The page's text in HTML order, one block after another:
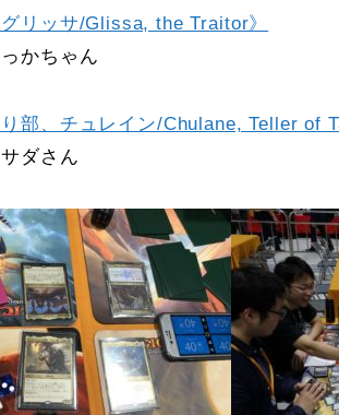
グリッサ/Glissa, the Traitor》
かちゃん
り部、チュレイン/Chulane, Teller of
ダさん